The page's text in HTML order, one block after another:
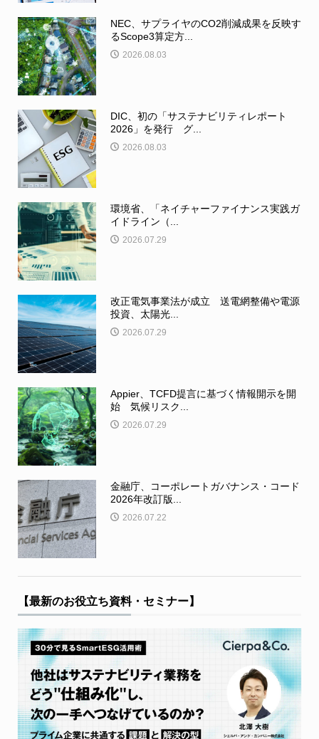
NEC、サプライヤのCO2削減成果を反映す
るScope3算定方...
2026.08.03
DIC、初の「サステナビリティレポート
2026」を発行 グ...
2026.08.03
環境省、「ネイチャーファイナンス実践ガ
イドライン（...
2026.07.29
改正電気事業法が成立 送電網整備や電源
投資、太陽光...
2026.07.29
Appier、TCFD提言に基づく情報開示を開
始 気候リスク...
2026.07.29
金融庁、コーポレートガバナンス・コード
2026年改訂版...
2026.07.22
【最新のお役立ち資料・セミナー】